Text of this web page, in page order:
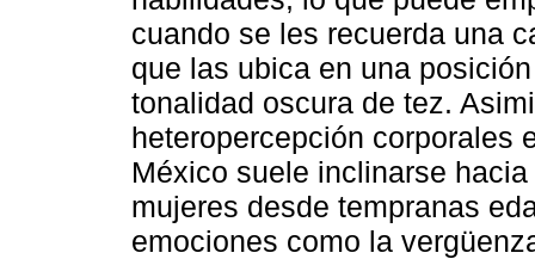
cuando se les recuerda una
que las ubica en una
tonalidad oscura de tez.
heteropercepción corporales
México suele inclinarse
mujeres desde tempranas
emociones como la